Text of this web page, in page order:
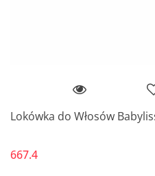
Lokówka do Włosów
667.4